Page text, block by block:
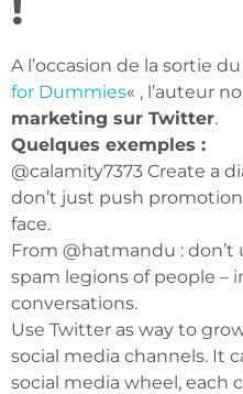
A l’occasion de la sortie
for Dummies« , l’auteur
marketing sur Twitter.
Quelques exemples :
@calamity7373 Create a
don’t just push
face.
From @hatmandu :
spam legions of people –
conversations.
Use Twitter as way to
social media channels. It
social media wheel, each